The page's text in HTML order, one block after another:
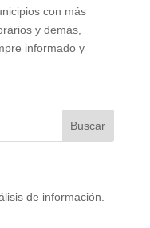
con más
y demás,
informado y
de información.